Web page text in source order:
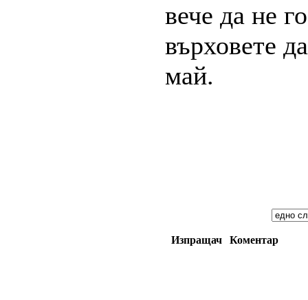
вече да не
върховете
май.
Изпращач Коментар